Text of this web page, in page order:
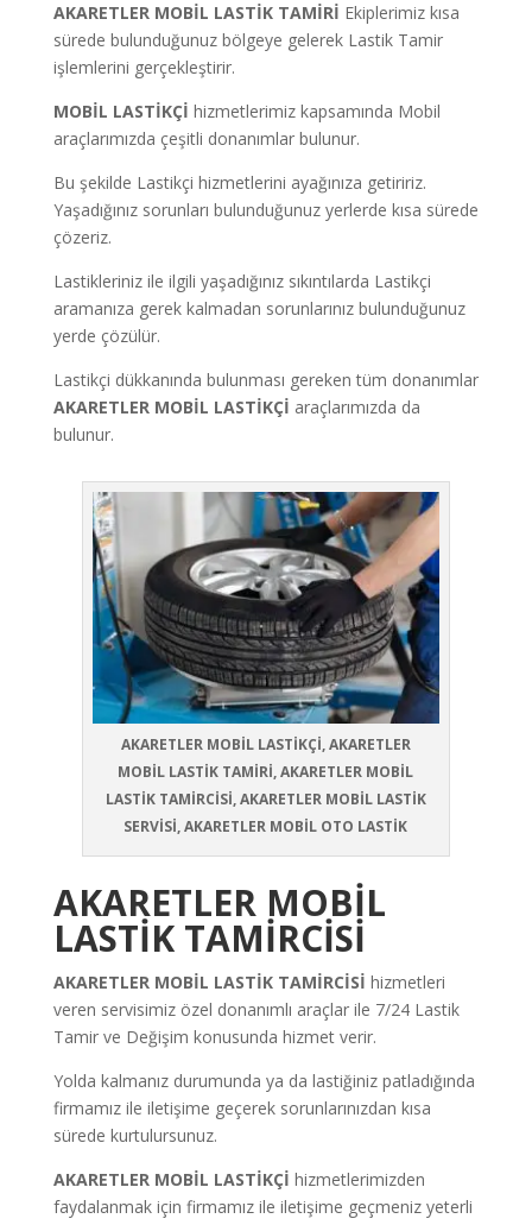
AKARETLER MOBİL LASTİK TAMİRİ Ekiplerimiz kısa
sürede bulunduğunuz bölgeye gelerek Lastik Tamir
işlemlerini gerçekleştirir.
MOBİL LASTİKÇİ hizmetlerimiz kapsamında Mobil
araçlarımızda çeşitli donanımlar bulunur.
Bu şekilde Lastikçi hizmetlerini ayağınıza getiririz.
Yaşadığınız sorunları bulunduğunuz yerlerde kısa sürede
çözeriz.
Lastikleriniz ile ilgili yaşadığınız sıkıntılarda Lastikçi
aramanıza gerek kalmadan sorunlarınız bulunduğunuz
yerde çözülür.
Lastikçi dükkanında bulunması gereken tüm donanımlar
AKARETLER MOBİL LASTİKÇİ araçlarımızda da
bulunur.
AKARETLER MOBİL LASTİKÇİ, AKARETLER
MOBİL LASTİK TAMİRİ, AKARETLER MOBİL
LASTİK TAMİRCİSİ, AKARETLER MOBİL LASTİK
SERVİSİ, AKARETLER MOBİL OTO LASTİK
AKARETLER MOBİL
LASTİK TAMİRCİSİ
AKARETLER MOBİL LASTİK TAMİRCİSİ hizmetleri
veren servisimiz özel donanımlı araçlar ile 7/24 Lastik
Tamir ve Değişim konusunda hizmet verir.
Yolda kalmanız durumunda ya da lastiğiniz patladığında
firmamız ile iletişime geçerek sorunlarınızdan kısa
sürede kurtulursunuz.
AKARETLER MOBİL LASTİKÇİ hizmetlerimizden
faydalanmak için firmamız ile iletişime geçmeniz yeterli